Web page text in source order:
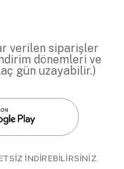
verilen siparişler
dönemleri ve
gün uzayabilir.)
İNDİREBİLİRSİNİZ.